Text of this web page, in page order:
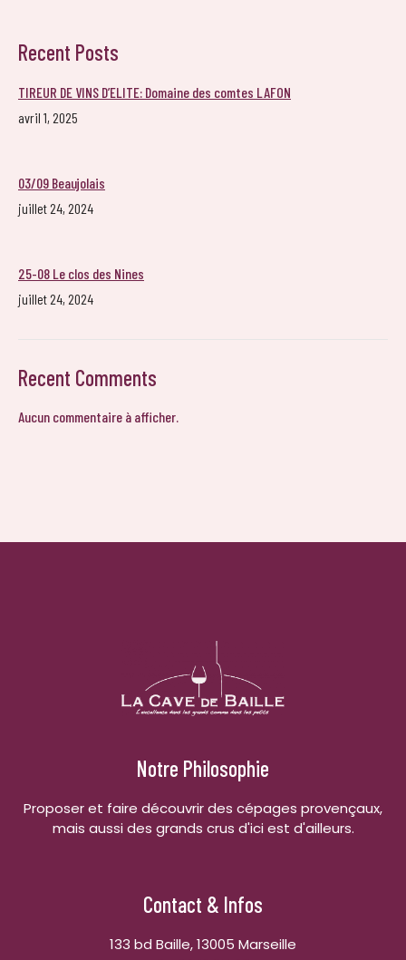
Recent Posts
TIREUR DE VINS D’ELITE: Domaine des comtes LAFON
avril 1, 2025
03/09 Beaujolais
juillet 24, 2024
25-08 Le clos des Nines
juillet 24, 2024
Recent Comments
Aucun commentaire à afficher.
Notre Philosophie
Proposer et faire découvrir des cépages provençaux,
mais aussi des grands crus d'ici est d'ailleurs.
Contact & Infos
133 bd Baille, 13005 Marseille